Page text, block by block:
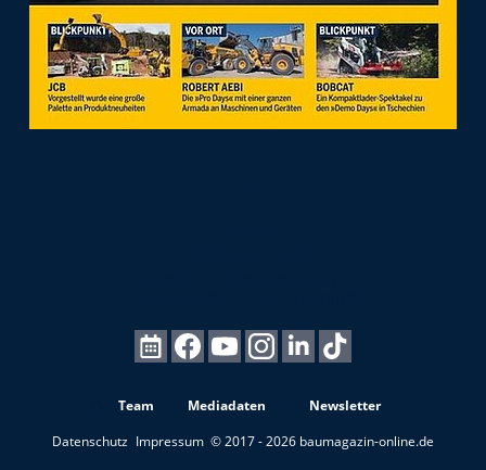
Team Mediadaten
Newsletter
Datenschutz Impressum © 2017 - 2026 baumagazin-online.de